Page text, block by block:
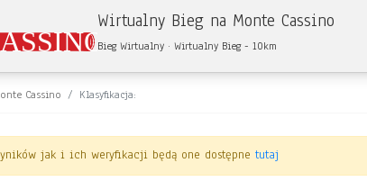
Wirtualny Bieg na Monte Cassino
Bieg Wirtualny · Wirtualny Bieg - 10km
Cassino Klasyfikacja:
jak i ich weryfikacji będą one dostępne tutaj